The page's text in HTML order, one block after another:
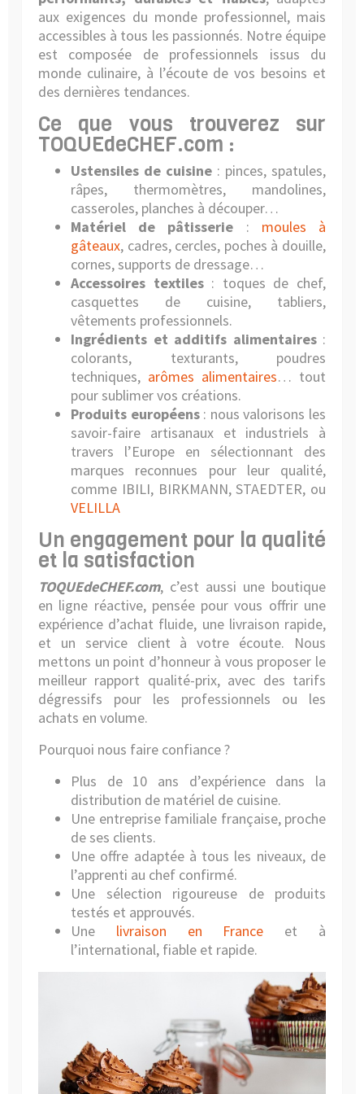
aux exigences du monde professionnel, mais
accessibles à tous les passionnés. Notre équipe
est composée de professionnels issus du
monde culinaire, à l’écoute de vos besoins et
des dernières tendances.
Ce que vous trouverez sur
TOQUEdeCHEF.com :
Ustensiles de cuisine : pinces, spatules,
râpes, thermomètres, mandolines,
casseroles, planches à découper…
Matériel de pâtisserie : moules à
gâteaux, cadres, cercles, poches à douille,
cornes, supports de dressage…
Accessoires textiles: toques de chef,
casquettes de cuisine, tabliers,
vêtements professionnels.
Ingrédients et additifs alimentaires:
colorants, texturants, poudres
techniques, arômes alimentaires… tout
pour sublimer vos créations.
Produits européens: nous valorisons les
savoir-faire artisanaux et industriels à
travers l’Europe en sélectionnant des
marques reconnues pour leur qualité,
comme IBILI, BIRKMANN, STAEDTER, ou
VELILLA
Un engagement pour la qualité
et la satisfaction
TOQUEdeCHEF.com, c’est aussi une boutique
en ligne réactive, pensée pour vous offrir une
expérience d’achat fluide, une livraison rapide,
et un service client à votre écoute. Nous
mettons un point d’honneur à vous proposer le
meilleur rapport qualité-prix, avec des tarifs
dégressifs pour les professionnels ou les
achats en volume.
Pourquoi nous faire confiance ?
Plus de 10 ans d’expérience dans la
distribution de matériel de cuisine.
Une entreprise familiale française, proche
de ses clients.
Une offre adaptée à tous les niveaux, de
l’apprenti au chef confirmé.
Une sélection rigoureuse de produits
testés et approuvés.
Une livraison en France et à
l’international, fiable et rapide.